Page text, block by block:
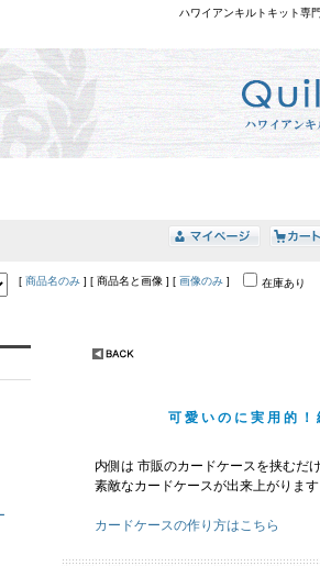
ハワイアンキルトキット専
[ 商品名のみ ] [ 商品名と画像 ] [ 画像のみ ] 在庫あり
可愛いのに実用的
内側は 市販のカードケースを挟むだ
素敵なカードケースが出来上がりま
カードケースの作り方はこちら